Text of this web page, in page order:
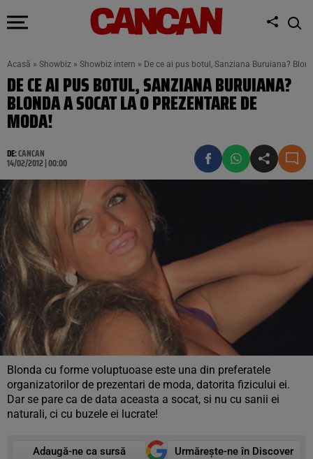
Acasă » Showbiz » Showbiz intern » De ce ai pus botul, Sanziana Buruiana?
DE CE AI PUS BOTUL, SANZIANA BURUIANA?
BLONDA A SOCAT LA O PREZENTARE DE
MODA!
DE:CANCAN
14/02/2012 | 00:00
Blonda cu forme voluptuoase este una din preferatele
organizatorilor de prezentari de moda, datorita fizicului ei.
Dar se pare ca de data aceasta a socat, si nu cu sanii ei
naturali, ci cu buzele ei lucrate!
Adaugă-ne ca sursă
Urmărește-ne în Discover